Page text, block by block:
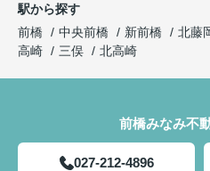
駅から探す
前橋
中央前橋 新前橋 北藤
高崎
三俣 北高崎
前橋みなみ不
027-212-4896